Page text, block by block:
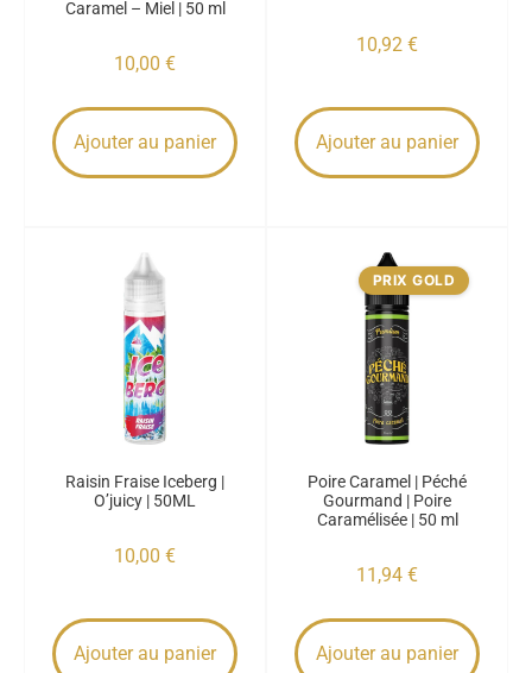
Caramel – Miel | 50 ml
10,00 €
Ajouter au panier
10,92 €
Ajouter au panier
Raisin Fraise Iceberg |
O’juicy | 50ML
10,00 €
Ajouter au panier
PRIX GOLD
Poire Caramel | Péché
Gourmand | Poire
Caramélisée | 50 ml
11,94 €
Ajouter au panier